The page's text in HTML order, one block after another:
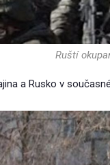
Ruští
a Rusko v